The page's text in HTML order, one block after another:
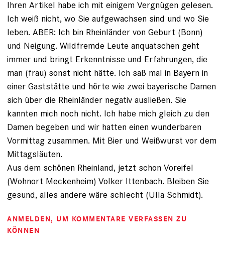
Ihren Artikel habe ich mit einigem Vergnügen gelesen.
Ich weiß nicht, wo Sie aufgewachsen sind und wo Sie
leben. ABER: Ich bin Rheinländer von Geburt (Bonn)
und Neigung. Wildfremde Leute anquatschen geht
immer und bringt Erkenntnisse und Erfahrungen, die
man (frau) sonst nicht hätte. Ich saß mal in Bayern in
einer Gaststätte und hörte wie zwei bayerische Damen
sich über die Rheinländer negativ ausließen. Sie
kannten mich noch nicht. Ich habe mich gleich zu den
Damen begeben und wir hatten einen wunderbaren
Vormittag zusammen. Mit Bier und Weißwurst vor dem
Mittagsläuten.
Aus dem schönen Rheinland, jetzt schon Voreifel
(Wohnort Meckenheim) Volker Ittenbach. Bleiben Sie
gesund, alles andere wäre schlecht (Ulla Schmidt).
ANMELDEN, UM KOMMENTARE VERFASSEN ZU
KÖNNEN